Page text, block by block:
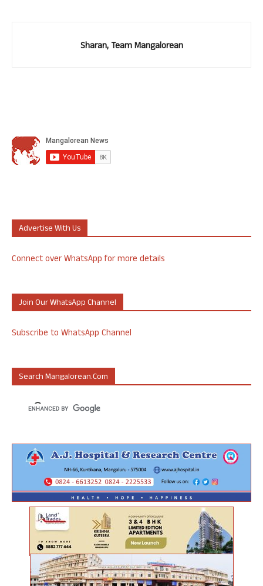
Sharan, Team Mangalorean
Advertise With Us
Connect over WhatsApp for more details
Join Our WhatsApp Channel
Subscribe to WhatsApp Channel
Search Mangalorean.com